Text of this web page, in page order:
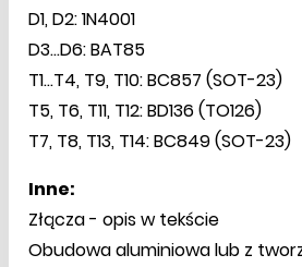
D1, D2: 1N4001
D3...D6: BAT85
T1...T4, T9, T10: BC857 (SOT-23)
T5, T6, T11, T12: BD136 (TO126)
T7, T8, T13, T14: BC849 (SOT-23)
Inne:
Złącza - opis w tekście
Obudowa aluminiowa lub z